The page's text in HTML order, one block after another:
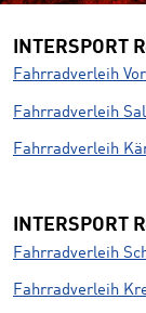
Fahrradverleih
Fahrradverleih
Fahrradverleih
INTERSPORT
Fahrradverleih
Fahrradverleih